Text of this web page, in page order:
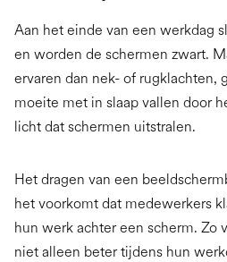
Aan het einde van een werkdag
en worden de schermen zwart.
ervaren dan nek- of rugklachten,
moeite met in slaap vallen door
licht dat schermen uitstralen.
Het dragen van een
het voorkomt dat medewerkers
hun werk achter een scherm. Zo
niet alleen beter tijdens hun